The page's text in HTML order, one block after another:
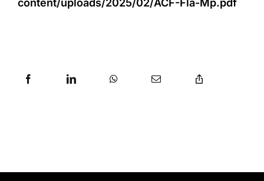
content/uploads/2025/02/ACF-Fla-Mp.pdf